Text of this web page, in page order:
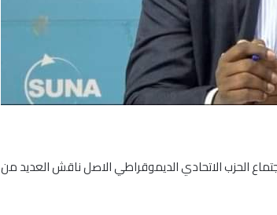
الحزب الاتحادي الديموقراطي الاصل ناقش العديد من